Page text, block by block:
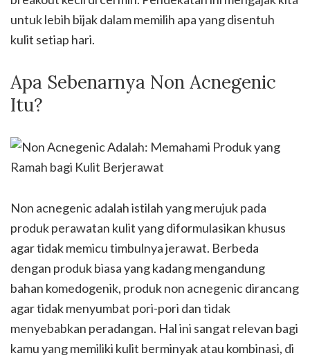
untuk lebih bijak dalam memilih apa yang disentuh
kulit setiap hari.
Apa Sebenarnya Non Acnegenic
Itu?
Non acnegenic adalah istilah yang merujuk pada
produk perawatan kulit yang diformulasikan khusus
agar tidak memicu timbulnya jerawat. Berbeda
dengan produk biasa yang kadang mengandung
bahan komedogenik, produk non acnegenic dirancang
agar tidak menyumbat pori-pori dan tidak
menyebabkan peradangan. Hal ini sangat relevan bagi
kamu yang memiliki kulit berminyak atau kombinasi, di